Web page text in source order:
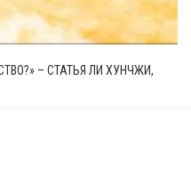
– СТАТЬЯ ЛИ ХУНЧЖИ,